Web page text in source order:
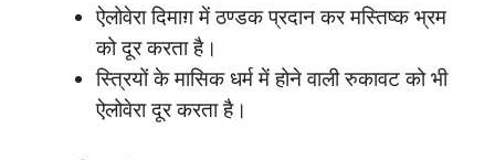
ऐलोवेरा दिमाग़ में ठण्डक प्रदान कर मस्तिष्क भ्रम
को दूर करता है।
स्त्रियों के मासिक धर्म में होने वाली रुकावट को भी
ऐलोवेरा दूर करता है।